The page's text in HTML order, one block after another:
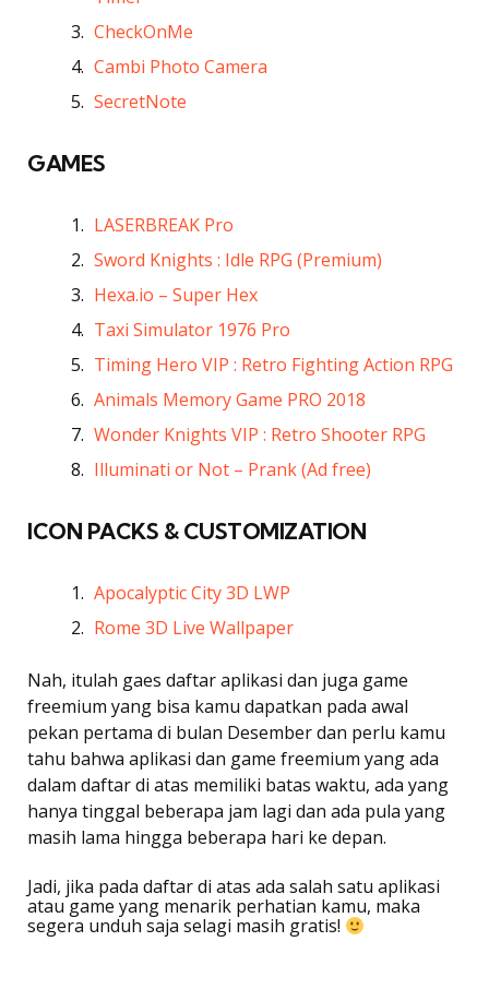
CheckOnMe
Cambi Photo Camera
SecretNote
GAMES
LASERBREAK Pro
Sword Knights : Idle RPG (Premium)
Hexa.io – Super Hex
Taxi Simulator 1976 Pro
Timing Hero VIP : Retro Fighting Action RPG
Animals Memory Game PRO 2018
Wonder Knights VIP : Retro Shooter RPG
Illuminati or Not – Prank (Ad free)
ICON PACKS & CUSTOMIZATION
Apocalyptic City 3D LWP
Rome 3D Live Wallpaper
Nah, itulah gaes daftar aplikasi dan juga game
freemium yang bisa kamu dapatkan pada awal
pekan pertama di bulan Desember dan perlu kamu
tahu bahwa aplikasi dan game freemium yang ada
dalam daftar di atas memiliki batas waktu, ada yang
hanya tinggal beberapa jam lagi dan ada pula yang
masih lama hingga beberapa hari ke depan.
Jadi, jika pada daftar di atas ada salah satu aplikasi
atau game yang menarik perhatian kamu, maka
segera unduh saja selagi masih gratis!